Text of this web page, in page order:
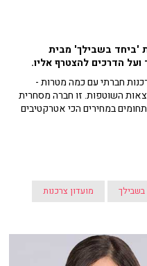
'ביחד בשבילך' מבית
הדרכים להצטרף אליו.
חברתי עם כמה מטרות -
השוטפות. זו חברה מסחרית
במחירים הכי אטרקטיבים
בשבילך מועדון צרכנות